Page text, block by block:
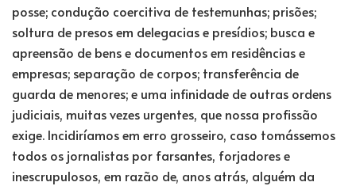
posse; condução coercitiva de testemunhas; prisões;
soltura de presos em delegacias e presídios; busca e
apreensão de bens e documentos em residências e
empresas; separação de corpos; transferência de
guarda de menores; e uma infinidade de outras ordens
judiciais, muitas vezes urgentes, que nossa profissão
exige. Incidiríamos em erro grosseiro, caso tomássemos
todos os jornalistas por farsantes, forjadores e
inescrupulosos, em razão de, anos atrás, alguém da